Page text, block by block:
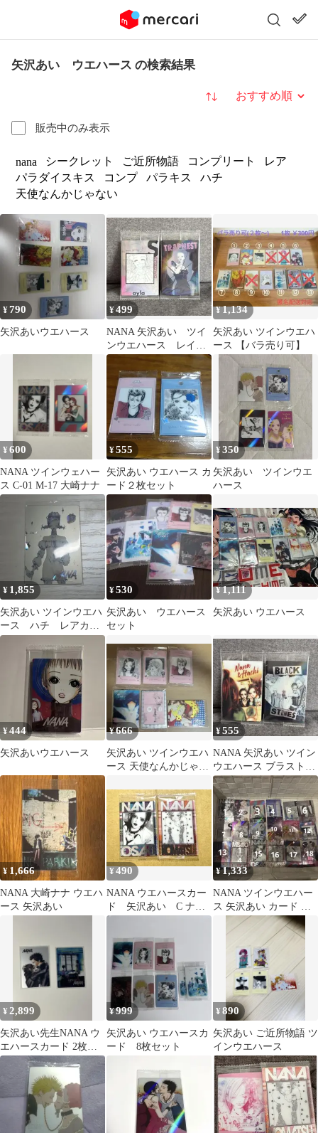
矢沢あい ウエハース の検索結果
販売中のみ表示
並び替え
nana シークレット ご近所物語 コンプリート
レア
パラダイスキス
コンプ パラキス
ハチ
天使なんかじゃない
¥790
矢沢あいウエハース
¥499
NANA 矢沢あい ツイ
ンウエハース レイラ
2枚セット
¥1,134
矢沢あい ツインウエハ
ース 【バラ売り可】
¥600
NANA ツインウェハー
ス C-01 M-17 大崎ナナ
¥555
矢沢あい ウエハース カ
ード２枚セット
¥350
矢沢あい ツインウエ
ハース
¥ 1,855
矢沢あい ツインウエハ
ース ハチ レアカー
ド (R-30)
¥530
矢沢あい ウエハース
セット
¥1,111
矢沢あい ウエハース
¥444
矢沢あいウエハース
¥666
矢沢あい ツインウエハ
ース 天使なんかじゃな
¥555
NANA 矢沢あい ツイン
ウエハース ブラスト
2枚セット
¥ 1,666
NANA 大崎ナナ ウエハ
ース 矢沢あい
¥490
NANA ウエハースカー
ド 矢沢あい C ナ
ナ ハチ 2枚セット
¥1,333
NANA ツインウエハー
ス 矢沢あい カード バ
ラ売り可
¥ 2,899
矢沢あい先生NANA ウ
エハースカード 2枚セ
ット
¥ 999
矢沢あい ウエハースカ
ード 8枚セット
¥890
矢沢あい ご近所物語 ツ
インウエハース